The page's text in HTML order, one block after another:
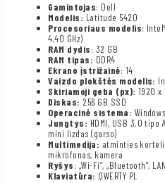
Gamintojas: Dell
Modelis: Latitude 5420
Procesoriaus modelis:
4,40 GHz)
RAM dydis: 32 GB
RAM tipas: DDR4
Ekrano įstrižainė: 14
Vaizdo plokštės modelis:
Skiriamoji geba (px): 1920 x
Diskas: 256 GB SSD
Operacinė sistema:
Jungtys: HDMI, USB 3.0 tipo
mini lizdas (garso)
Multimedija: atminties
mikrofonas, kamera
Ryšys: „Wi-Fi“, „Bluetooth“,
Klaviatūra: QWERTY PL